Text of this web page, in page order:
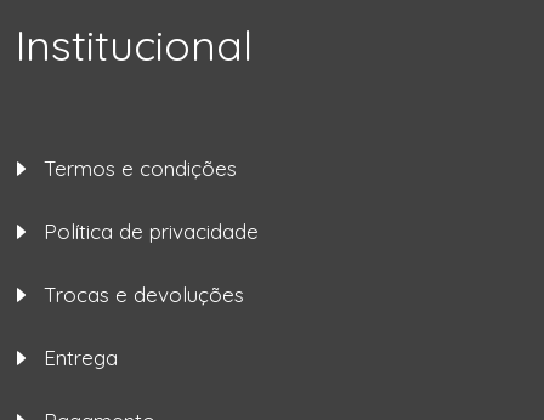
Institucional
Termos e condições
Política de privacidade
Trocas e devoluções
Entrega